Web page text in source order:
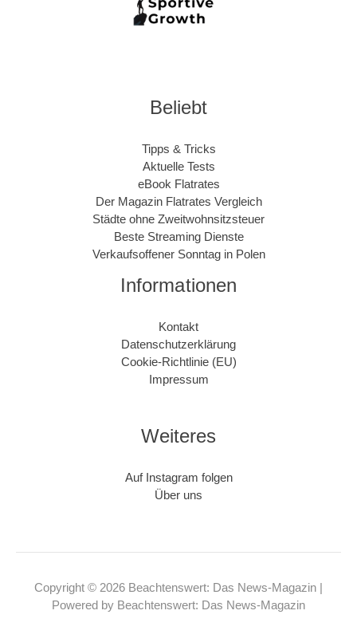
Beliebt
Tipps & Tricks
Aktuelle Tests
eBook Flatrates
Der Magazin Flatrates Vergleich
Städte ohne Zweitwohnsitzsteuer
Beste Streaming Dienste
Verkaufsoffener Sonntag in Polen
Informationen
Kontakt
Datenschutzerklärung
Cookie-Richtlinie (EU)
Impressum
Weiteres
Auf Instagram folgen
Über uns
Copyright © 2026 Beachtenswert: Das News-Magazin |
Powered by Beachtenswert: Das News-Magazin